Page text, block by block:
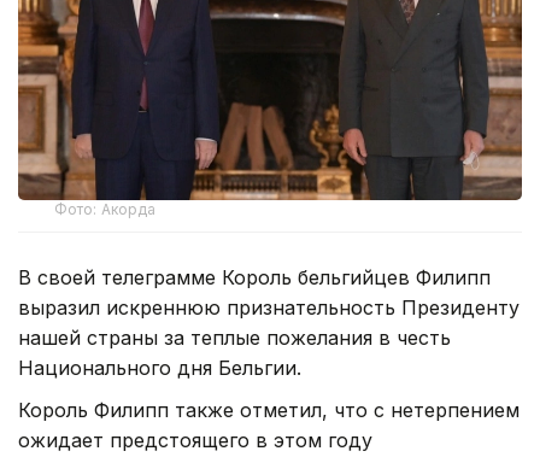
Фото: Акорда
В своей телеграмме Король бельгийцев Филипп
выразил искреннюю признательность Президенту
нашей страны за теплые пожелания в честь
Национального дня Бельгии.
Король Филипп также отметил, что с нетерпением
ожидает предстоящего в этом году